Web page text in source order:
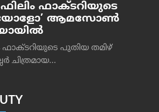
ഫാക്ടറിയുടെ
‘യോളോ’ ആമസോൺ
ഫാക്ടറിയുടെ പുതിയ തമിഴ്
ചിത്രമായ...